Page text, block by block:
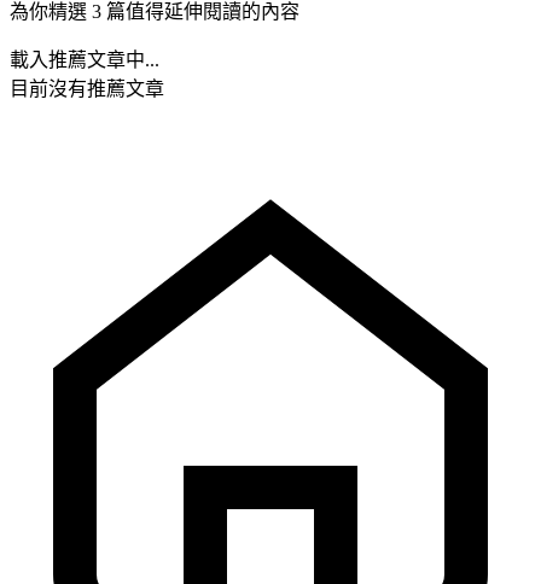
為你精選 3 篇值得延伸閱讀的內容
載入推薦文章中...
目前沒有推薦文章